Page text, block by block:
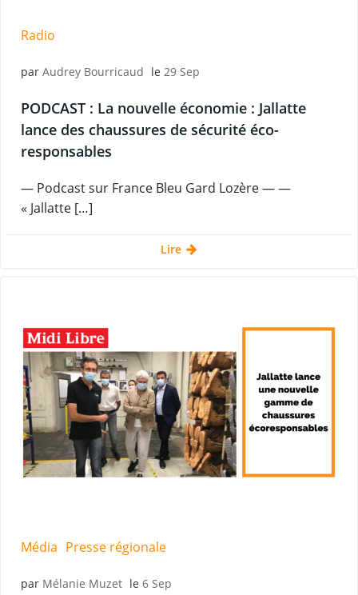
Radio
par Audrey Bourricaud le 29 Sep
PODCAST : La nouvelle économie : Jallatte
lance des chaussures de sécurité éco-
responsables
— Podcast sur France Bleu Gard Lozère — —
« Jallatte […]
Lire
Média Presse régionale
par Mélanie Muzet le 6 Sep